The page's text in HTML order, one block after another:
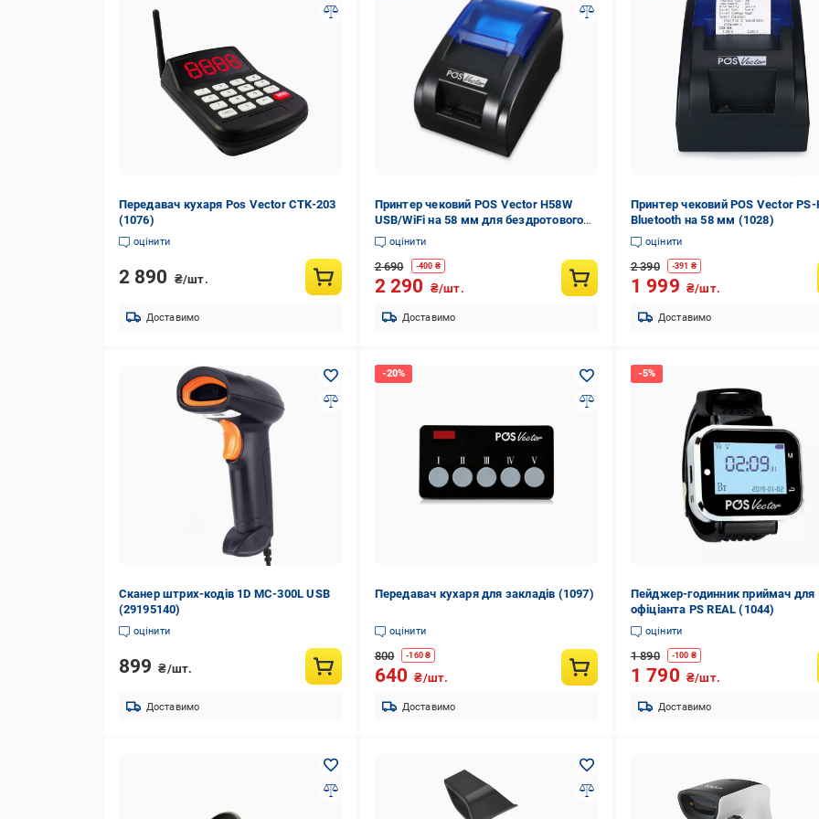
Передавач кухаря Pos Vector CTK-203
(1076)
оцінити
2 890 ₴/шт.
Доставимо
Принтер чековий POS Vector H58W
USB/WiFi на 58 мм для бездротового
друку (1020)
оцінити
2 690 -400 ₴
2 290 ₴/шт.
Доставимо
Принтер чековий POS Vector PS-
Bluetooth на 58 мм (1028)
оцінити
2 390 -391 ₴
1 999 ₴/шт.
Доставимо
Сканер штрих-кодів 1D MC-300L USB
(29195140)
оцінити
899 ₴/шт.
Доставимо
Передавач кухаря для закладів (1097)
оцінити
800 -160 ₴
640 ₴/шт.
Доставимо
Пейджер-годинник приймач для
офіціанта PS REAL (1044)
оцінити
1 890 -100 ₴
1 790 ₴/шт.
Доставимо